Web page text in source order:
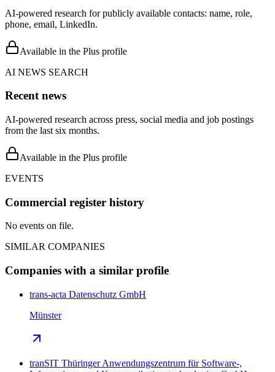
AI-powered research for publicly available contacts: name, role,
phone, email, LinkedIn.
Available in the Plus profile
AI NEWS SEARCH
Recent news
AI-powered research across press, social media and job postings
from the last six months.
Available in the Plus profile
EVENTS
Commercial register history
No events on file.
SIMILAR COMPANIES
Companies with a similar profile
trans-acta Datenschutz GmbH
Münster
tranSIT Thüringer Anwendungszentrum für Software-,